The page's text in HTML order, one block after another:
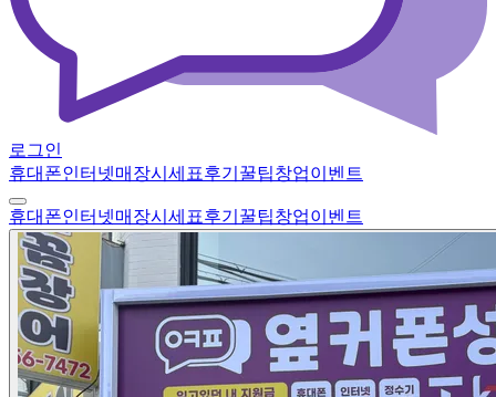
로그인
휴대폰인터넷매장시세표후기 꿀팁창업이벤트
휴대폰인터넷매장시세표후기 꿀팁창업이벤트